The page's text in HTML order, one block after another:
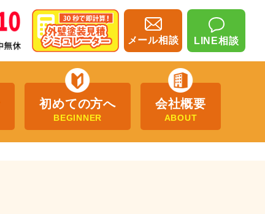
メール相談 LINE相談
初めての方へ
BEGINNER
会社概要
ABOUT